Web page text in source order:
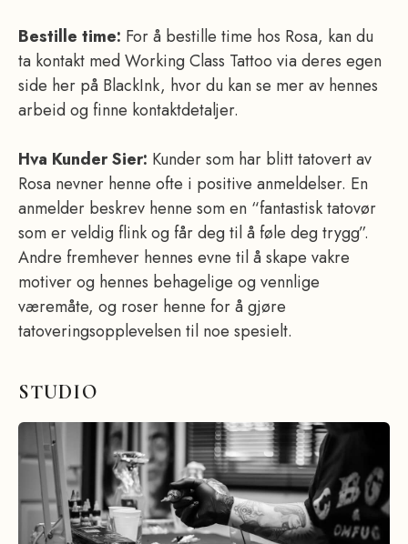
Bestille time: For å bestille time hos Rosa, kan du
ta kontakt med Working Class Tattoo via deres egen
side her på BlackInk, hvor du kan se mer av hennes
arbeid og finne kontaktdetaljer.
Hva Kunder Sier: Kunder som har blitt tatovert av
Rosa nevner henne ofte i positive anmeldelser. En
anmelder beskrev henne som en “fantastisk tatovør
som er veldig flink og får deg til å føle deg trygg”.
Andre fremhever hennes evne til å skape vakre
motiver og hennes behagelige og vennlige
væremåte, og roser henne for å gjøre
tatoveringsopplevelsen til noe spesielt.
STUDIO